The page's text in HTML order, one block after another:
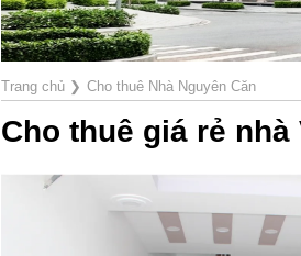
Trang chủ ❯ Cho thuê Nhà Nguyên Căn
Cho thuê giá rẻ